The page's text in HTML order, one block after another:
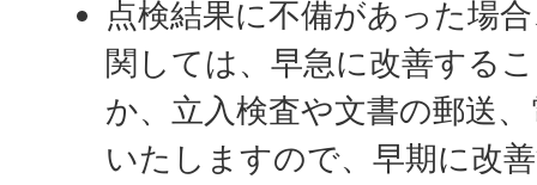
点検結果に不備があった場
関しては、早急に改善する
か、立入検査や文書の郵送
いたしますので、早期に改